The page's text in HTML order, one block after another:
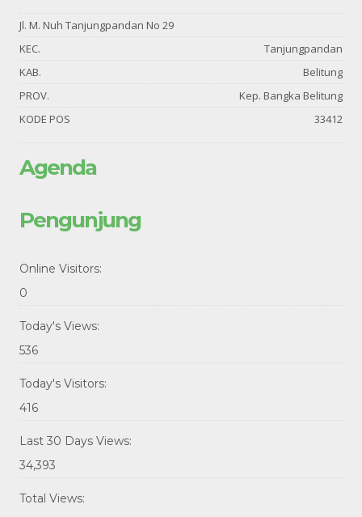
Jl. M. Nuh Tanjungpandan No 29
KEC.
Tanjungpandan
KAB.
Belitung
PROV.
Kep. Bangka Belitung
KODE POS
33412
Agenda
Pengunjung
Online Visitors:
0
Today's Views:
536
Today's Visitors:
416
Last 30 Days Views:
34,393
Total Views: